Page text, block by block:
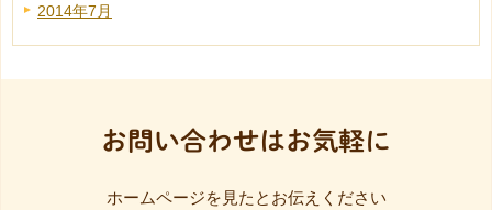
2014年7月
お問い合わせはお気軽に
ホームページを見たとお伝えください